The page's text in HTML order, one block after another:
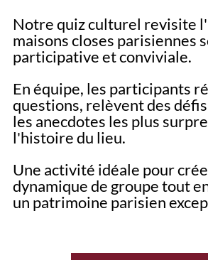
Notre quiz culturel revisite
maisons closes parisiennes
participative et conviviale.
En équipe, les participants
questions, relèvent des
les anecdotes les plus
l'histoire du lieu.
Une activité idéale pour
dynamique de groupe tout
un patrimoine parisien